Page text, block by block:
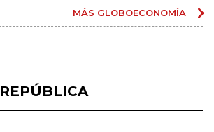
MÁS GLOBOECONOMÍA